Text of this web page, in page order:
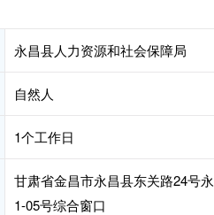
永昌县人力资源和社会保障局
自然人
1个工作日
甘肃省金昌市永昌县东关路24号
1-05号综合窗口